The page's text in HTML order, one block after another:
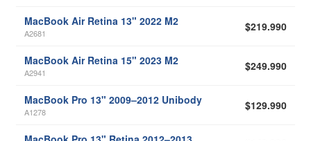
MacBook Air Retina 13" 2022 M2
A2681 $219.990
MacBook Air Retina 15" 2023 M2
A2941 $249.990
MacBook Pro 13" 2009–2012 Unibody
A1278 $129.990